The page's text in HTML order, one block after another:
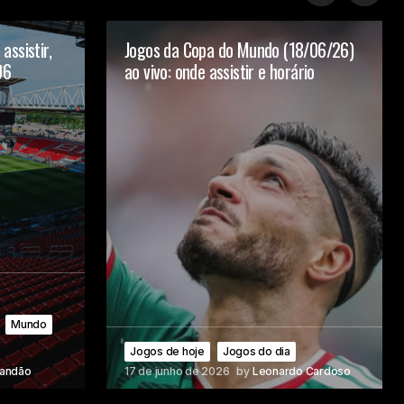
Mundo
Jogos da Copa do Mundo (18/06/26)
ao vivo: onde assistir e horário
Jogos de hoje
Jogos do dia
17 de junho de 2026 by Leonardo Cardoso